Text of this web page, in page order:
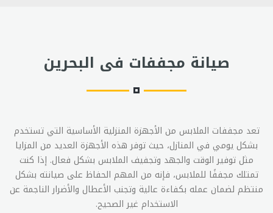
صيانة مجففات فى البحرين
تعد مجففات الملابس من الأجهزة المنزلية الأساسية التي تستخدم
بشكل يومي في المنازل، حيث توفر هذه الأجهزة العديد من المزايا
مثل توفير الوقت والجهد وتجفيف الملابس بشكل فعال. إذا كنت
تمتلك مجففًا للملابس، فإنه من المهم الحفاظ على صيانته بشكل
منتظم لضمان عمله بكفاءة عالية وتجنب الأعطال والأضرار الناجمة عن
الاستخدام غير الصحيح.